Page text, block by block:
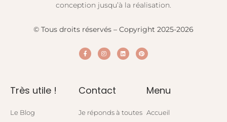
conception jusqu’à la réalisation.
© Tous droits réservés – Copyright 2025-2026
Très utile !
Le Blog
Contact
Je réponds à toutes
Menu
Accueil